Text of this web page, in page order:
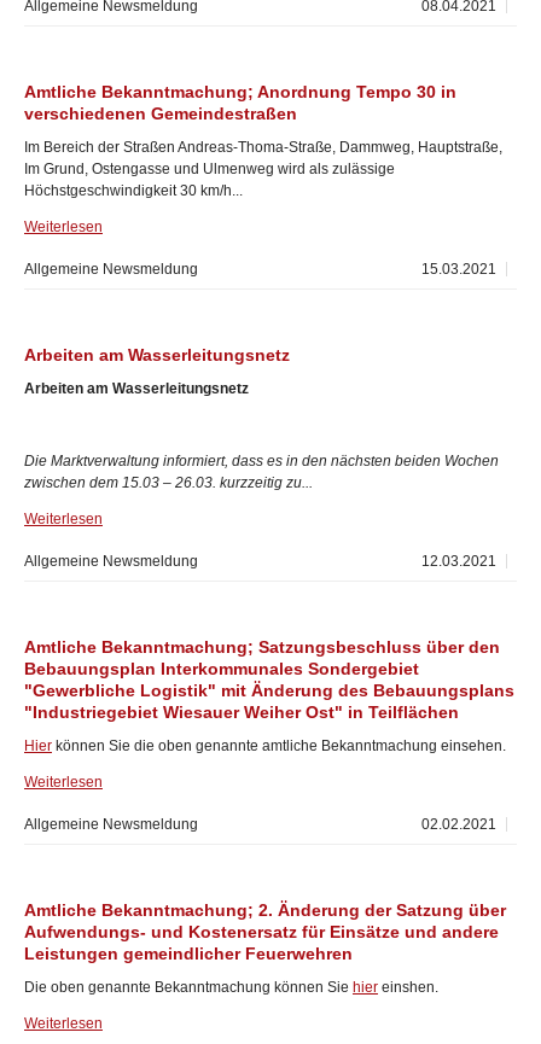
08.04.2021
Allgemeine Newsmeldung
Amtliche Bekanntmachung; Anordnung Tempo 30 in
verschiedenen Gemeindestraßen
Im Bereich der Straßen Andreas-Thoma-Straße, Dammweg, Hauptstraße,
Im Grund, Ostengasse und Ulmenweg wird als zulässige
Höchstgeschwindigkeit 30 km/h...
Weiterlesen
15.03.2021
Allgemeine Newsmeldung
Arbeiten am Wasserleitungsnetz
Arbeiten am Wasserleitungsnetz
Die Marktverwaltung informiert, dass es in den nächsten beiden Wochen
zwischen dem 15.03 – 26.03. kurzzeitig zu...
Weiterlesen
12.03.2021
Allgemeine Newsmeldung
Amtliche Bekanntmachung; Satzungsbeschluss über den
Bebauungsplan Interkommunales Sondergebiet
"Gewerbliche Logistik" mit Änderung des Bebauungsplans
"Industriegebiet Wiesauer Weiher Ost" in Teilflächen
Hier können Sie die oben genannte amtliche Bekanntmachung einsehen.
Weiterlesen
02.02.2021
Allgemeine Newsmeldung
Amtliche Bekanntmachung; 2. Änderung der Satzung über
Aufwendungs- und Kostenersatz für Einsätze und andere
Leistungen gemeindlicher Feuerwehren
Die oben genannte Bekanntmachung können Sie hier einshen.
Weiterlesen